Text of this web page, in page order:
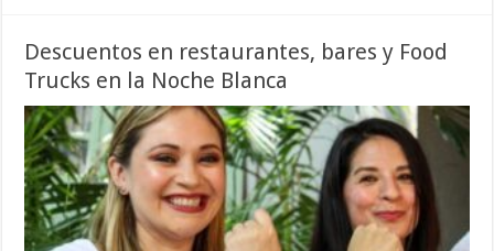
Descuentos en restaurantes, bares y Food
Trucks en la Noche Blanca